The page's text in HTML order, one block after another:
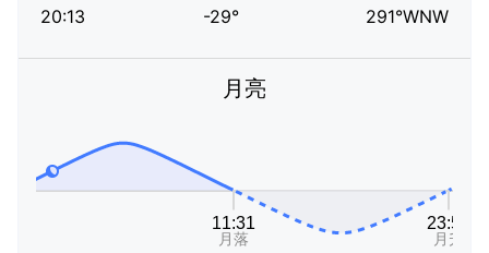
20:13 -29° 291°WNW
月亮